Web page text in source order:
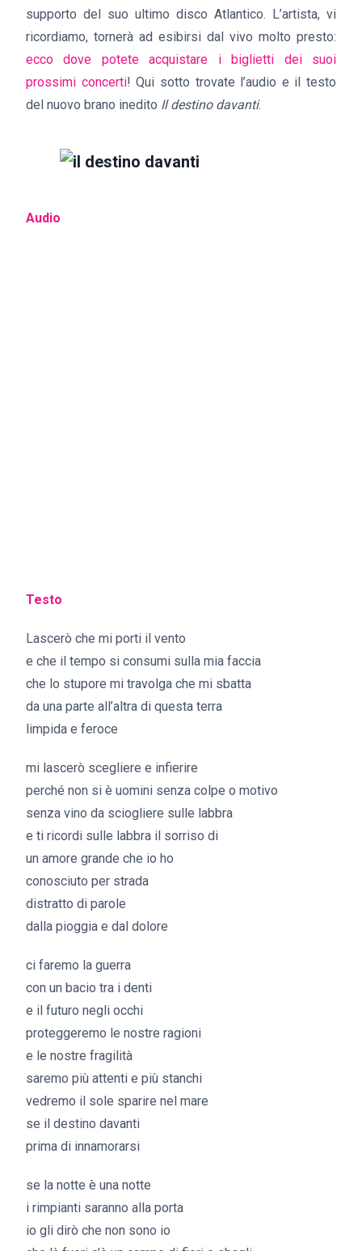
supporto del suo ultimo disco Atlantico. L’artista, vi
ricordiamo, tornerà ad esibirsi dal vivo molto presto:
ecco dove potete acquistare i biglietti dei suoi
prossimi concerti! Qui sotto trovate l’audio e il testo
del nuovo brano inedito Il destino davanti.
Audio
Testo
Lascerò che mi porti il vento
e che il tempo si consumi sulla mia faccia
che lo stupore mi travolga che mi sbatta
da una parte all’altra di questa terra
limpida e feroce
mi lascerò scegliere e infierire
perché non si è uomini senza colpe o motivo
senza vino da sciogliere sulle labbra
e ti ricordi sulle labbra il sorriso di
un amore grande che io ho
conosciuto per strada
distratto di parole
dalla pioggia e dal dolore
ci faremo la guerra
con un bacio tra i denti
e il futuro negli occhi
proteggeremo le nostre ragioni
e le nostre fragilità
saremo più attenti e più stanchi
vedremo il sole sparire nel mare
se il destino davanti
prima di innamorarsi
se la notte è una notte
i rimpianti saranno alla porta
io gli dirò che non sono io